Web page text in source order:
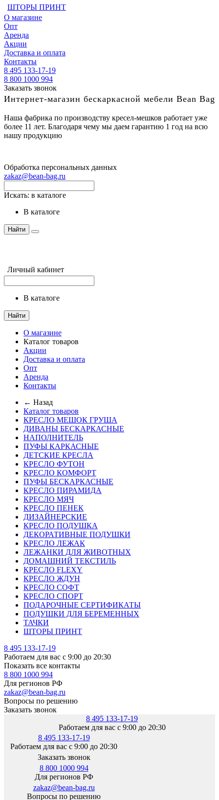
ШТОРЫ ПРИНТ
О магазине
Опт
Аренда
Акции
Доставка и оплата
Контакты
8 495 133-17-19
8 800 1000 994
Заказать звонок
Интернет-магазин бескаркасной мебели Bean Bag
Наша фабрика по производству кресел-мешков работает уже
более 11 лет. Благодаря чему мы даем гарантию 1 год на всю
нашу продукцию
Обработка персональных данных
zakaz@bean-bag.ru
Искать: в каталоге
в каталоге
Найти
Личный кабинет
в каталоге
Найти
О магазине
Каталог товаров
Акции
Доставка и оплата
Опт
Аренда
Контакты
← Назад
Каталог товаров
КРЕСЛО МЕШОК ГРУША
ДИВАНЫ БЕСКАРКАСНЫЕ
НАПОЛНИТЕЛЬ
ПУФЫ КАРКАСНЫЕ
ДЕТСКИЕ КРЕСЛА
КРЕСЛО ФУТОН
КРЕСЛО КОМФОРТ
ПУФЫ БЕСКАРКАСНЫЕ
КРЕСЛО ПИРАМИДА
КРЕСЛО МЯЧ
КРЕСЛО ПЕНЕК
ДИЗАЙНЕРСКИЕ
КРЕСЛО ПОДУШКА
ДЕКОРАТИВНЫЕ ПОДУШКИ
КРЕСЛО ЛЕЖАК
ЛЕЖАНКИ ДЛЯ ЖИВОТНЫХ
ДОМАШНИЙ ТЕКСТИЛЬ
КРЕСЛО FLEXY
КРЕСЛО ЖДУН
КРЕСЛО СОФТ
КРЕСЛО СПОРТ
ПОДАРОЧНЫЕ СЕРТИФИКАТЫ
ПОДУШКИ ДЛЯ БЕРЕМЕННЫХ
ТАЧКИ
ШТОРЫ ПРИНТ
8 495 133-17-19
Работаем для вас с 9:00 до 20:30
Показать все контакты
8 800 1000 994
Для регионов РФ
zakaz@bean-bag.ru
Вопросы по решению
Заказать звонок
8 495 133-17-19
Работаем для вас с 9:00 до 20:30
8 495 133-17-19
Работаем для вас с 9:00 до 20:30
Заказать звонок
8 800 1000 994
Для регионов РФ
zakaz@bean-bag.ru
Вопросы по решению